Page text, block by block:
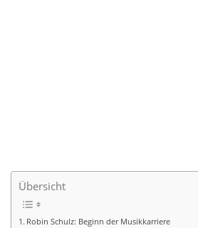
Übersicht
Robin Schulz: Beginn der Musikkarriere